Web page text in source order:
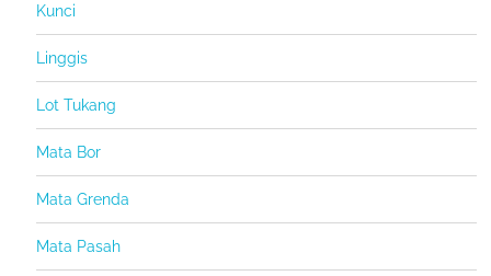
Kunci
Linggis
Lot Tukang
Mata Bor
Mata Grenda
Mata Pasah